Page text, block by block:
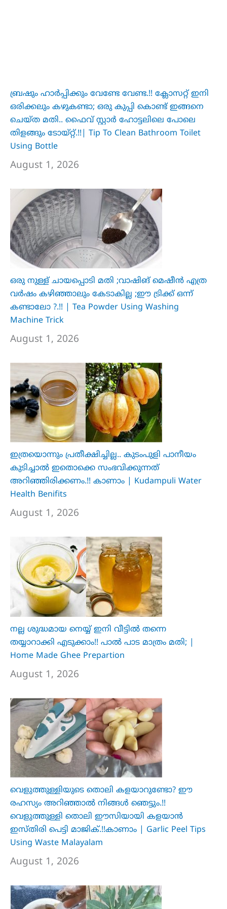
ബ്രഷും ഹാർപ്പിക്കും വേണ്ടേ വേണ്ട.!! ക്ലോസറ്റ് ഇനി
ഒരിക്കലും കഴുകണ്ടാ; ഒരു കുപ്പി കൊണ്ട് ഇങ്ങനെ
ചെയ്ത മതി.. ഫൈവ് സ്റ്റാർ ഹോട്ടലിലെ പോലെ
തിളങ്ങും ടോയ്റ്റ്.!!| Tip To Clean Bathroom Toilet
Using Bottle
August 1, 2026
ഒരു നുള്ള് ചായപ്പൊടി മതി ;വാഷിങ് മെഷീൻ എത്ര
വർഷം കഴിഞ്ഞാലും കേടാകില്ല ;ഈ ട്രിക്ക് ഒന്ന്
കണ്ടാലോ ?.!! | Tea Powder Using Washing
Machine Trick
August 1, 2026
ഇത്രയൊന്നും പ്രതീക്ഷിച്ചില്ല.. ക‍ു‌ടംപുളി പാനീയം
കുടിച്ചാൽ ഇതൊക്കെ സംഭവിക്കുന്നത്
അറിഞ്ഞിരിക്കണം.!! കാണാം | Kudampuli Water
Health Benifits
August 1, 2026
നല്ല ശുദ്ധമായ നെയ്യ് ഇനി വീട്ടിൽ തന്നെ
തയ്യാറാക്കി എടുക്കാം!! പാൽ പാട മാത്രം മതി; |
Home Made Ghee Prepartion
August 1, 2026
വെളുത്തുള്ളിയുടെ തൊലി കളയാറുണ്ടോ? ഈ
രഹസ്യം അറിഞ്ഞാൽ നിങ്ങൾ ഞെട്ടും.!!
വെളുത്തുള്ളി തൊലി ഈസിയായി കളയാൻ
ഇസ്തിരി പെട്ടി മാജിക്.!!കാണാം | Garlic Peel Tips
Using Waste Malayalam
August 1, 2026